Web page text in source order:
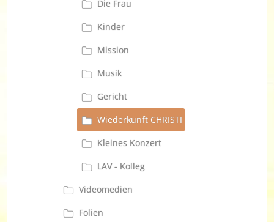
Die Frau
Kinder
Mission
Musik
Gericht
Wiederkunft CHRISTI
Kleines Konzert
LAV - Kolleg
Videomedien
Folien